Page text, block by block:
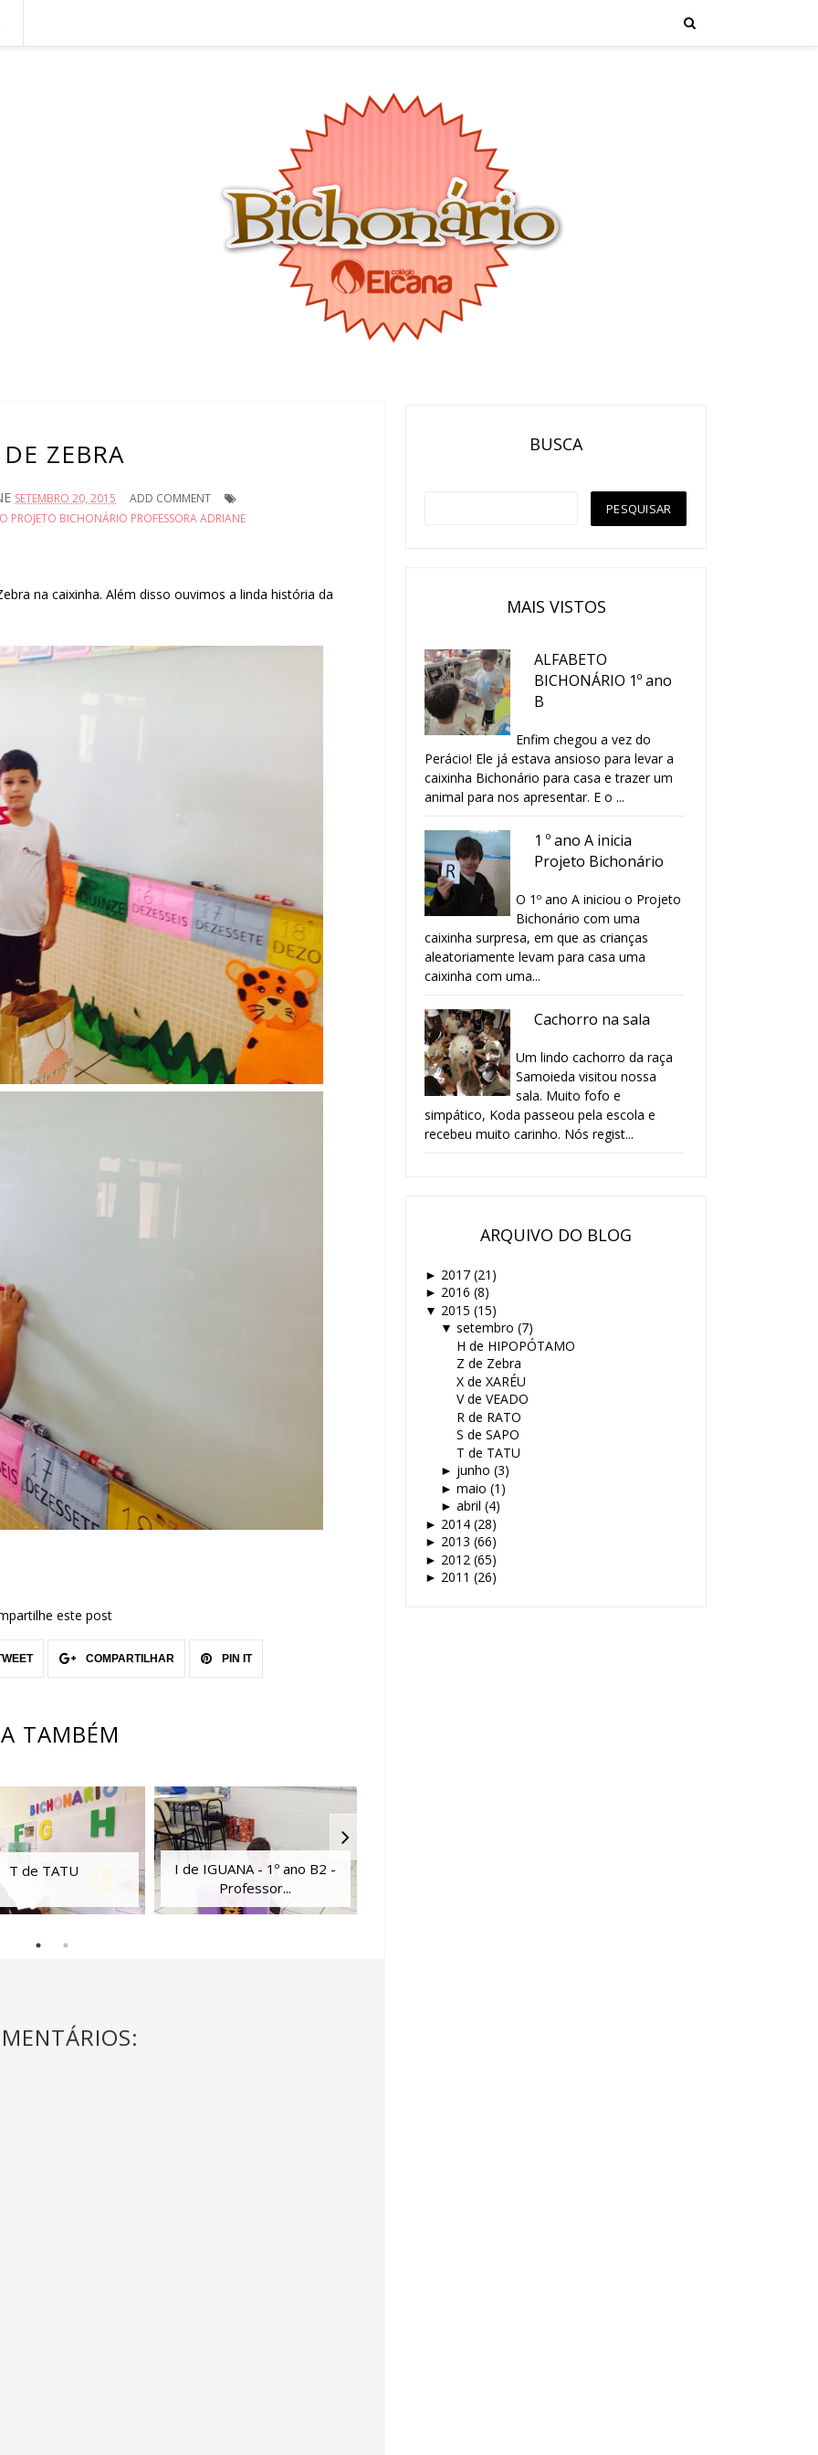
ZEBRA
SETEMBRO 20, 2015
ADD COMMENT
PROJETO BICHONÁRIO PROFESSORA ADRIANE
na caixinha. Além disso ouvimos a linda história da
este post
COMPARTILHAR PIN IT
TAMBÉM
T de TATU
I de IGUANA - 1º ano B2 -
Professor...
BUSCA
MAIS VISTOS
ALFABETO
BICHONÁRIO 1º ano
B
Enfim chegou a vez do
Perácio! Ele já estava ansioso para levar a
caixinha Bichonário para casa e trazer um
animal para nos apresentar. E o ...
1 º ano A inicia
Projeto Bichonário
O 1º ano A iniciou o Projeto
Bichonário com uma
caixinha surpresa, em que as crianças
aleatoriamente levam para casa uma
caixinha com uma...
Cachorro na sala
Um lindo cachorro da raça
Samoieda visitou nossa
sala. Muito fofo e
simpático, Koda passeou pela escola e
recebeu muito carinho. Nós regist...
ARQUIVO DO BLOG
► 2017 (21)
► 2016 (8)
▼ 2015 (15)
▼ setembro (7)
H de HIPOPÓTAMO
Z de Zebra
X de XARÉU
V de VEADO
R de RATO
S de SAPO
T de TATU
► junho (3)
► maio (1)
► abril (4)
► 2014 (28)
► 2013 (66)
► 2012 (65)
► 2011 (26)